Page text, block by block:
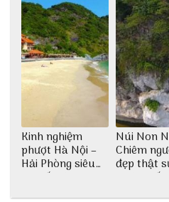
Kinh nghiệm
phượt Hà Nội –
Hải Phòng siêu
chi tiết dành cho
Núi Non
Chiêm
đẹp thật
di tích